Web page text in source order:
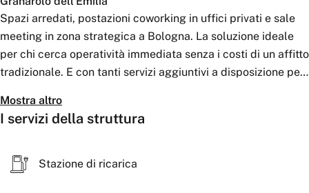
Spazi arredati, postazioni coworking in uffici privati e sale
meeting in zona strategica a Bologna. La soluzione ideale
per chi cerca operatività immediata senza i costi di un affitto
tradizionale. E con tanti servizi aggiuntivi a disposizione per
Mostra altro
I servizi della struttura
Stazione di ricarica